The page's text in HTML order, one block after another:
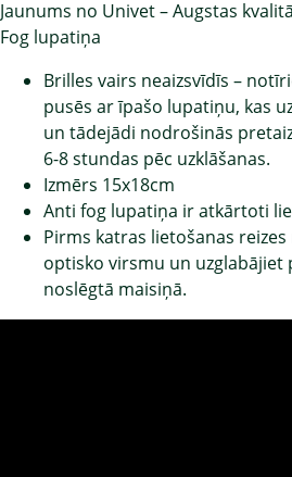
Jaunums no Univet – Augstas
Fog lupatiņa
Brilles vairs neaizsvīdīs –
pusēs ar īpašo lupatiņu, kas
un tādejādi nodrošinās
6-8 stundas pēc uzklāšanas.
Izmērs 15x18cm
Anti fog lupatiņa ir atkārtoti
Pirms katras lietošanas
optisko virsmu un uzglabājiet
noslēgtā maisiņā.